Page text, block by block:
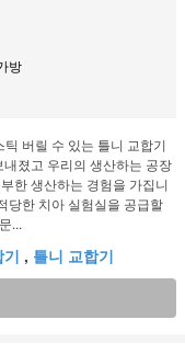
방
버릴 수 있는 틀니 교합기
졌고 우리의 생산하는 공장
한 생산하는 경험을 가집니
당한 치아 실험실을 공급할
...
, 틀니 교합기